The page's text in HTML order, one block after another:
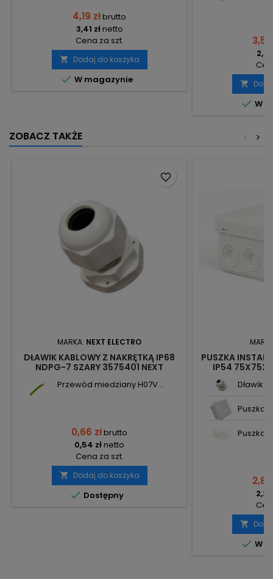
4,19 złbrutto
3,41 złnetto
Cena za szt.
 Dodaj do koszyka
 W magazynie
3,58
2,91

 W
ZOBACZ TAKŻE >
<
MARKA: NEXT ELECTRO
DŁAWIK KABLOWY Z NAKRĘTKĄ IP68
NDPG-7 SZARY 3575401 NEXT
Przewód miedziany H07V...
0,66 złbrutto
0,54 złnetto
Cena za szt.
 Dodaj do koszyka
 Dostępny
favorite_border
PUSZKA
IP54
Dławik
Puszka
Puszka
2,80

 W